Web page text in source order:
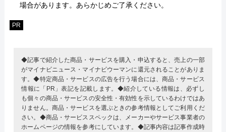
場合があります。あらかじめご了承ください。
PR
◆記事で紹介した商品・サービスを購入・申込すると、売上の一部
がマイナビニュース・マイナビウーマンに還元されることがありま
す。◆特定商品・サービスの広告を行う場合には、商品・サービス
情報に「PR」表記を記載します。◆紹介している情報は、必ずし
も個々の商品・サービスの安全性・有効性を示しているわけではあ
りません。商品・サービスを選ぶときの参考情報としてご利用くだ
さい。◆商品・サービススペックは、メーカーやサービス事業者の
ホームページの情報を参考にしています。◆記事内容は記事作成時